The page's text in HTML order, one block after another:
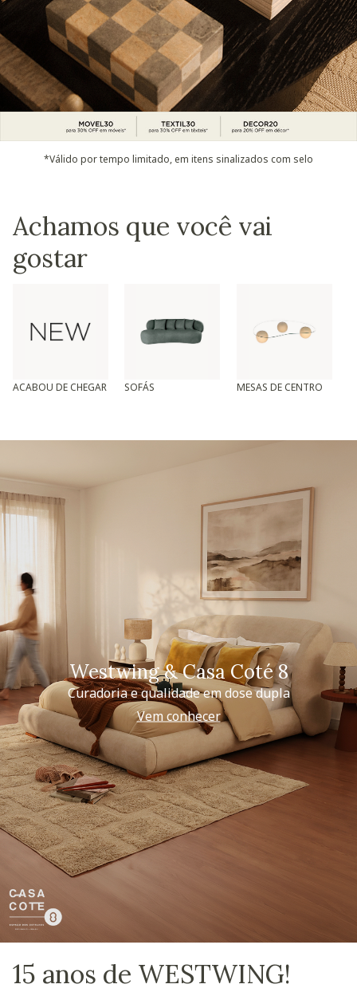
*Válido por tempo limitado, em itens sinalizados com selo
Achamos que você vai
gostar
ACABOU DE CHEGAR SOFÁS MESAS DE CENTRO
Westwing & Casa Coté 8
Curadoria e qualidade em dose dupla
Vem conhecer
15 anos de WESTWING!